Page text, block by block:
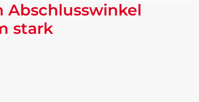
Abschlusswinkel
stark